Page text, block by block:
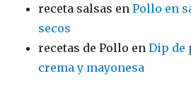
receta salsas enPollo en
secos
recetas de Pollo enDip de
crema y mayonesa